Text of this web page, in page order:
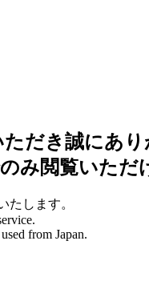
だき誠にあり
み閲覧いただ
たします。
from Japan.